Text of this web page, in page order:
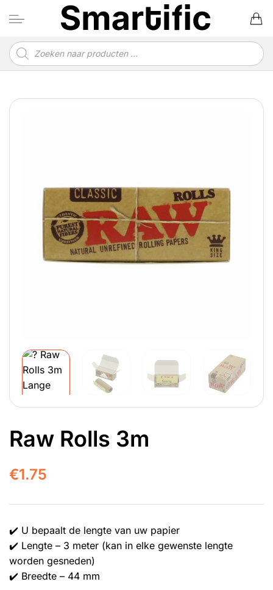
naar
Producten
zoeken
Raw Rolls 3m
€1.75
✔️ U bepaalt de lengte van uw papier
✔️ Lengte – 3 meter (kan in elke gewenste lengte
worden gesneden)
✔️ Breedte – 44 mm